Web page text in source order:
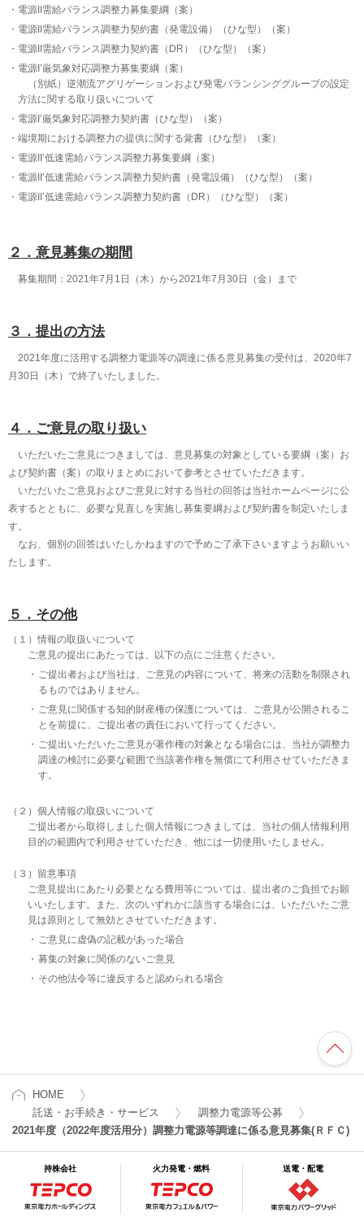
電源II需給バランス調整力募集要綱（案）
電源II需給バランス調整力契約書（発電設備）（ひな型）（案）
電源II需給バランス調整力契約書（DR）（ひな型）（案）
電源I’厳気象対応調整力募集要綱（案）
（別紙）逆潮流アグリゲーションおよび発電バランシンググループの設定
方法に関する取り扱いについて
電源I’厳気象対応調整力契約書（ひな型）（案）
端境期における調整力の提供に関する覚書（ひな型）（案）
電源II’低速需給バランス調整力募集要綱（案）
電源II’低速需給バランス調整力契約書（発電設備）（ひな型）（案）
電源II’低速需給バランス調整力契約書（DR）（ひな型）（案）
２．意見募集の期間
募集期間：2021年7月1日（木）から2021年7月30日（金）まで
３．提出の方法
2021年度に活用する調整力電源等の調達に係る意見募集の受付は、2020年7
月30日（木）で終了いたしました。
４．ご意見の取り扱い
いただいたご意見につきましては、意見募集の対象としている要綱（案）お
よび契約書（案）の取りまとめにおいて参考とさせていただきます。
いただいたご意見およびご意見に対する当社の回答は当社ホームページに公
表するとともに、必要な見直しを実施し募集要綱および契約書を制定いたしま
す。
なお、個別の回答はいたしかねますので予めご了承下さいますようお願いい
たします。
５．その他
（１）情報の取扱いについて
ご意見の提出にあたっては、以下の点にご注意ください。
ご提出者および当社は、ご意見の内容について、将来の活動を制限され
るものではありません。
ご意見に関係する知的財産権の保護については、ご意見が公開されるこ
とを前提に、ご提出者の責任において行ってください。
ご提出いただいたご意見が著作権の対象となる場合には、当社が調整力
調達の検討に必要な範囲で当該著作権を無償にて利用させていただきま
す。
（２）個人情報の取扱いについて
ご提出者から取得しました個人情報につきましては、当社の個人情報利用
目的の範囲内で利用させていただき、他には一切使用いたしません。
（３）留意事項
ご意見提出にあたり必要となる費用等については、提出者のご負担でお願
いいたします。また、次のいずれかに該当する場合には、いただいたご意
見は原則として無効とさせていただきます。
ご意見に虚偽の記載があった場合
募集の対象に関係のないご意見
その他法令等に違反すると認められる場合
HOME
託送・お手続き・サービス
調整力電源等公募
2021年度（2022年度活用分） 調整力電源等調達に係る意見募集(ＲＦＣ)
持株会社 火力発電・燃料 送電・配電